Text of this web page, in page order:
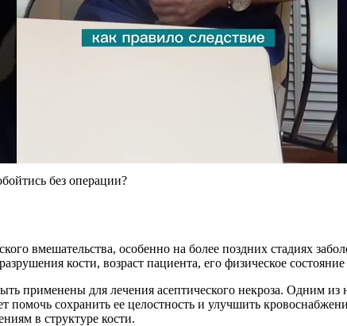
без операции?
вмешательства, особенно на более поздних стадиях
кости, возраст пациента, его физическое
применены для лечения асептического некроза. Одним из
помочь сохранить ее целостность и улучшить
в структуре кости.